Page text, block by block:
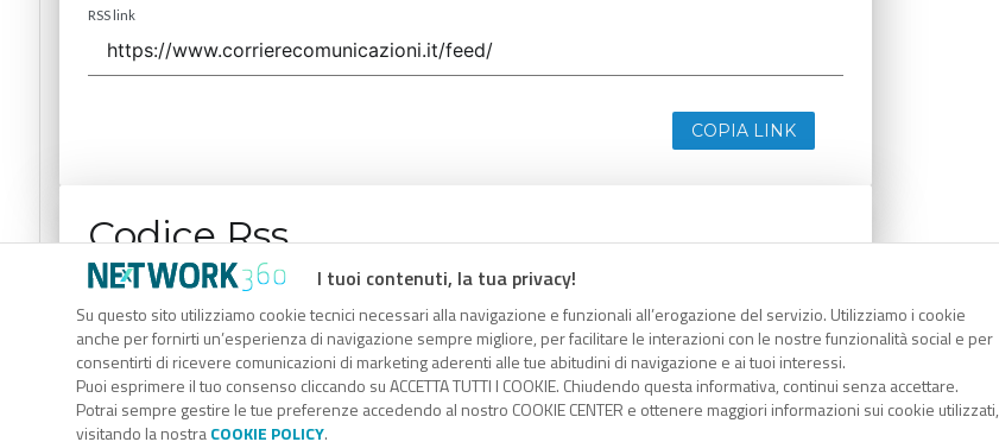
I tuoi contenuti, la tua privacy!
Su questo sito utilizziamo cookie tecnici necessari alla navigazione e funzionali all’erogazione del servizio. Utilizziamo i cookie
anche per fornirti un’esperienza di navigazione sempre migliore, per facilitare le interazioni con le nostre funzionalità social e per
consentirti di ricevere comunicazioni di marketing aderenti alle tue abitudini di navigazione e ai tuoi interessi.
Puoi esprimere il tuo consenso cliccando su ACCETTA TUTTI I COOKIE. Chiudendo questa informativa, continui senza accettare.
Potrai sempre gestire le tue preferenze accedendo al nostro COOKIE CENTER e ottenere maggiori informazioni sui cookie utilizzati,
visitando la nostraCOOKIE POLICY.
RSS link
COPIA LINK
Codice Rss
Clicca sul pulsante per copiare il link RSS negli appunti.
RSS link
COPIA LINK